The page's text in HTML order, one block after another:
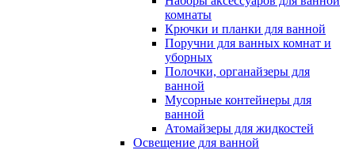
комнаты
Крючки и планки для ванной
Поручни для ванных комнат и
уборных
Полочки, органайзеры для
ванной
Мусорные контейнеры для
ванной
Атомайзеры для жидкостей
Освещение для ванной